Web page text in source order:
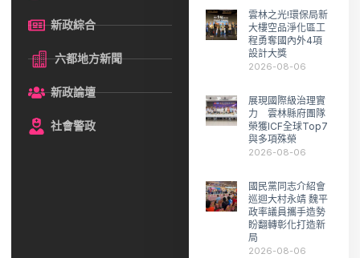
新政綜合
六都地方新聞
新政論壇
社會警政
雲林之光!環保局新
大樓空品淨化區工
程勇奪國內外4項
設計大獎
2026-08-06
展現國際級治理實
力 雲林縣府團隊
榮獲ICF全球Top7
與多項殊榮
2026-08-06
國民黨同志介紹會
巡迴大村永靖 魏平
政率議員攜手造勢
盼翻轉彰化打造新
局
2026-08-06